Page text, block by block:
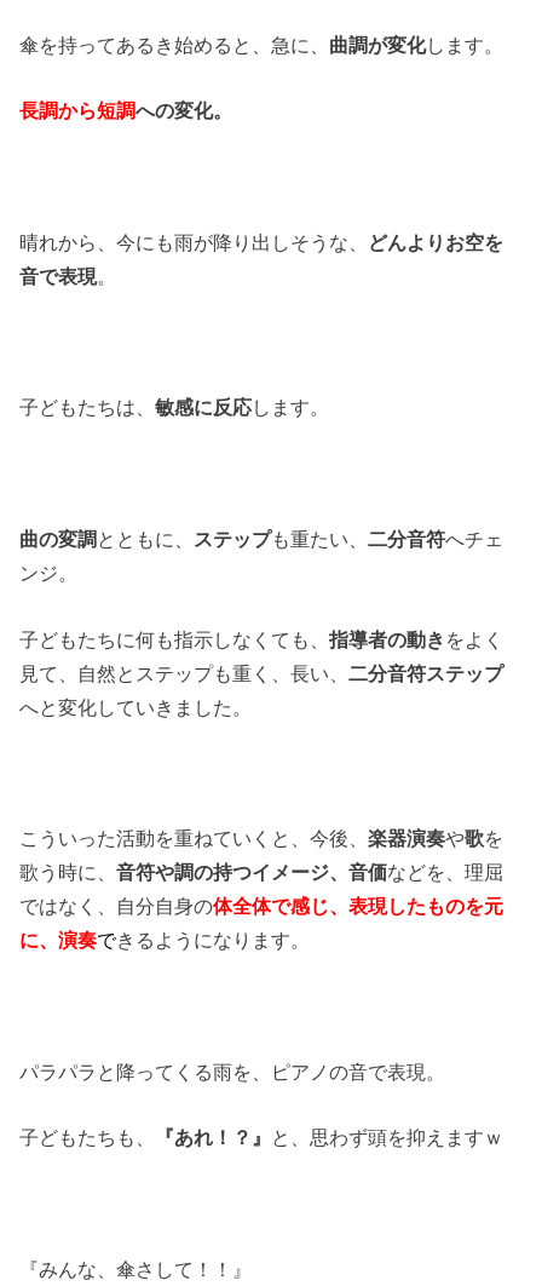
傘を持ってあるき始めると、急に、 曲調が変化します。
長調から短調への変化。
晴れから、今にも雨が降り出しそうな、 どんよりお空を
音で表現。
子どもたちは、敏感に反応します。
曲の変調 とともに、 ステップも重たい、二分音符へチェ
ンジ。
子どもたちに何も指示しなくても、指導者の動き をよく
見て、自然とステップも重く、長い、 二分音符ステップ
へと変化していきました。
こういった活動を重ねていくと、今後、楽器演奏や歌を
歌う時に、音符や調の持つイメージ、音価などを、理屈
ではなく、自分自身の体全体で感じ、表現したものを元
に、演奏できるようになります。
パラパラと降ってくる雨を、ピアノの音で表現。
子どもたちも、 『あれ！？』 と、思わず頭を抑えますｗ
『みんな、傘さして！！』